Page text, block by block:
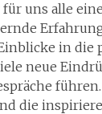
für uns alle
in die
neue
die